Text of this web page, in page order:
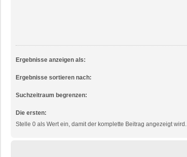
Ergebnisse anzeigen als:
Ergebnisse sortieren nach:
Suchzeitraum begrenzen:
Die ersten:
Stelle 0 als Wert ein, damit der komplette Beitrag angezeigt wird.